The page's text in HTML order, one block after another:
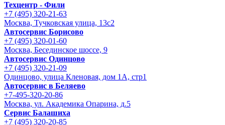
Техцентр - Фили
+7 (495) 320-21-63
Москва, Тучковская улица, 13с2
Автосервис Борисово
+7 (495) 320-01-60
Москва, Бесединское шоссе, 9
Автосервис Одинцово
+7 (495) 320-21-09
Одинцово, улица Кленовая, дом 1А, стр1
Автосервис в Беляево
+7-495-320-20-86
Москва, ул. Академика Опарина, д.5
Сервис Балашиха
+7 (495) 320-20-85